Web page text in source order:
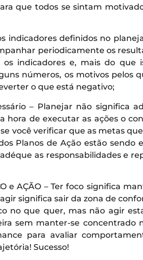
que todos se sintam
definidos no
periodicamente os
indicadores e, mais do que
números, os motivos pelos
o que está negativo;
– Planejar não significa
hora de executar as ações o
você verificar que as metas
Planos de Ação estão sendo
as responsabilidades e
e AÇÃO – Ter foco significa
significa sair da zona de
no que quer, mas não agir
sem manter-se concentrado
para avaliar
Sucesso!